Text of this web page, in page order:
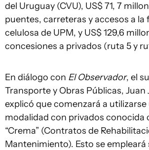
del Uruguay (CVU), US$ 71, 7
puentes, carreteras y accesos a
celulosa de UPM, y US$ 129,6
concesiones a privados (ruta 5 y
En diálogo con El Observador, el
Transporte y Obras Públicas, Juan
explicó que comenzará a utilizarse
modalidad con privados
“Crema” (Contratos de
Mantenimiento). Esto se empleará